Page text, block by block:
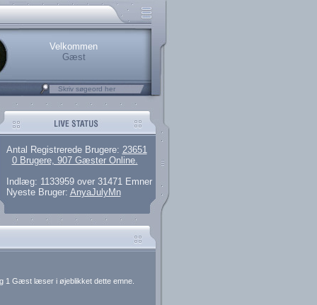
brugere
artikler og 135 guides
her.
Velkommen
Gæst
Antal Registrerede Brugere: 23651
0 Brugere, 907 Gæster Online.
Indlæg: 1133959 over 31471 Emner
Nyeste Bruger: AnyaJulyMn
1 Gæst læser i øjeblikket dette emne.